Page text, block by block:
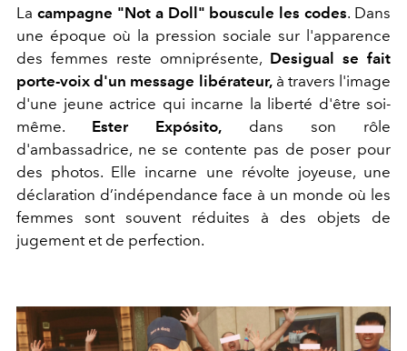
La campagne "Not a Doll" bouscule les codes. Dans
une époque où la pression sociale sur l'apparence
des femmes reste omniprésente, Desigual se fait
porte-voix d'un message libérateur,à travers l'image
d'une jeune actrice qui incarne la liberté d'être soi-
même. Ester Expósito, dans son rôle
d'ambassadrice, ne se contente pas de poser pour
des photos. Elle incarne une révolte joyeuse, une
déclaration d’indépendance face à un monde où les
femmes sont souvent réduites à des objets de
jugement et de perfection.